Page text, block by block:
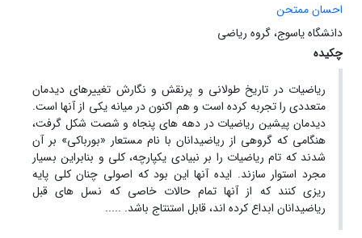
احسان ممتحن
دانشگاه یاسوج، گروه ریاضی
چکیده
ریاضیات در تاریخ طولانی و پرنقش و نگارش تغییرهای دیدمان
متعددی را تجربه کرده است و هم اکنون در میانه یکی از آنها است.
دیدمان پیشین ریاضیات در دهه های پنجاه و شصت شکل گرفت،
هنگامی که گروهی از ریاضیدانان با نام مستعار «بورباکی» بر آن
شدند که تام ریاضیات را بر نبیادی یکپارچه، کلی و بنابراین بسیار
مجرد استوار سازند. ایده آنها این بود که اصولی چنان کلی پایه
ریزی کنند که از آنها تمام حالات خاصی که نسل های قبل
ریاضیدانان ابداع کرده اند، قابل استنتاج باشد. .....